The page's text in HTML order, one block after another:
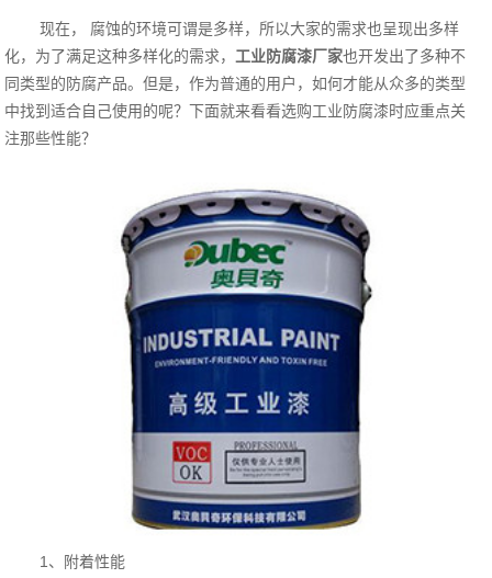
现在， 腐蚀的环境可谓是多样，所以大家的需求也呈现出多样
化，为了满足这种多样化的需求， 工业防腐漆厂家‍也开发出了多种不
同类型的防腐产品。但是，作为普通的用户，如何才能从众多的类型
中找到适合自己使用的呢？下面就来看看选购工业防腐漆时应重点关
注那些性能？
1、附着性能